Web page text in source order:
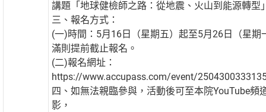
講題「地球健檢師之路：從地震、火山到能源轉型
三、報名方式：
(一)時間：5月16日（星期五）起至5月26日（星期
滿則提前截止報名。
(二)報名網址：
https://www.accupass.com/event/
四、如無法親臨參與，活動後可至本院YouTube頻
影，